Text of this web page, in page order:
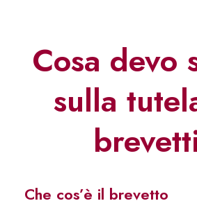
Cosa devo
sulla
Che cos’è il brevetto